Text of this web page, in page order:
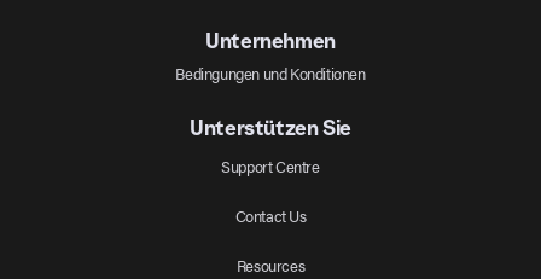
Unternehmen
Bedingungen und Konditionen
Unterstützen Sie
Support Centre
Contact Us
Resources